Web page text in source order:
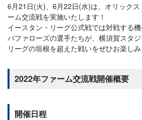
6月21日(火)、6月22日(水)は、オリック
ーム交流戦を実施いたします！
イースタン・リーグ公式戦では対戦する
バファローズの選手たちが、横須賀スタジ
リーグの垣根を超えた戦いをぜひお楽しみ
2022年ファーム交流戦開催概要
開催日程